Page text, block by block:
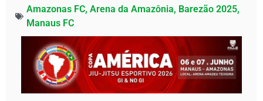
Amazonas FC, Arena da Amazônia, Barezão 2025,
Manaus FC